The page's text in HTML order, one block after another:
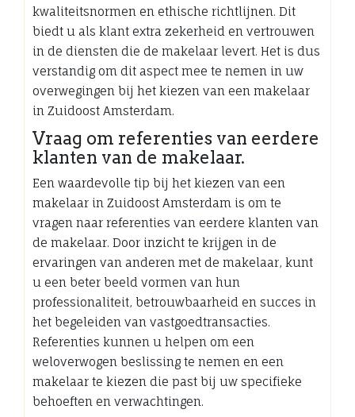
kwaliteitsnormen en ethische richtlijnen. Dit
biedt u als klant extra zekerheid en vertrouwen
in de diensten die de makelaar levert. Het is dus
verstandig om dit aspect mee te nemen in uw
overwegingen bij het kiezen van een makelaar
in Zuidoost Amsterdam.
Vraag om referenties van eerdere
klanten van de makelaar.
Een waardevolle tip bij het kiezen van een
makelaar in Zuidoost Amsterdam is om te
vragen naar referenties van eerdere klanten van
de makelaar. Door inzicht te krijgen in de
ervaringen van anderen met de makelaar, kunt
u een beter beeld vormen van hun
professionaliteit, betrouwbaarheid en succes in
het begeleiden van vastgoedtransacties.
Referenties kunnen u helpen om een
weloverwogen beslissing te nemen en een
makelaar te kiezen die past bij uw specifieke
behoeften en verwachtingen.